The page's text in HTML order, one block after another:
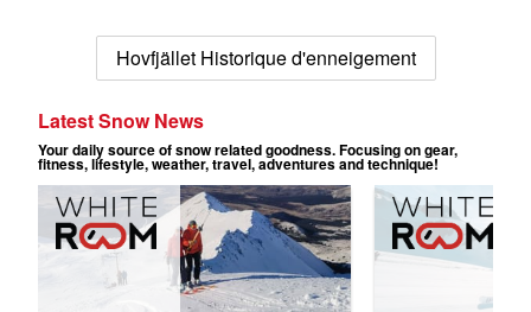
Hovfjället Historique d'enneigement